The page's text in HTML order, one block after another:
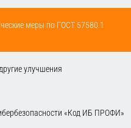
меры по ГОСТ 57580.1
улучшения
«Код ИБ ПРОФИ»